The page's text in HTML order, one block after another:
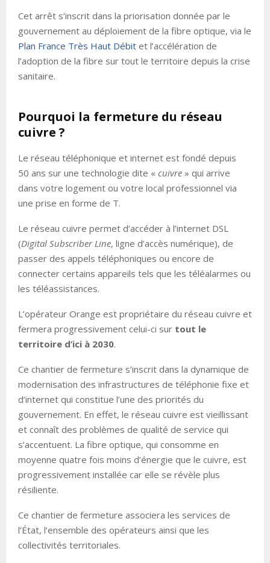
Cet arrêt s’inscrit dans la priorisation donnée par le
gouvernement au déploiement de la fibre optique, via le
Plan France Très Haut Débit et l’accélération de
l’adoption de la fibre sur tout le territoire depuis la crise
sanitaire.
Pourquoi la fermeture du réseau
cuivre ?
Le réseau téléphonique et internet est fondé depuis
50 ans sur une technologie dite « cuivre » qui arrive
dans votre logement ou votre local professionnel via
une prise en forme de T.
Le réseau cuivre permet d’accéder à l’internet DSL
(Digital Subscriber Line, ligne d’accès numérique), de
passer des appels téléphoniques ou encore de
connecter certains appareils tels que les téléalarmes ou
les téléassistances.
L’opérateur Orange est propriétaire du réseau cuivre et
fermera progressivement celui-ci sur tout le
territoire d’ici à 2030.
Ce chantier de fermeture s’inscrit dans la dynamique de
modernisation des infrastructures de téléphonie fixe et
d’internet qui constitue l’une des priorités du
gouvernement. En effet, le réseau cuivre est vieillissant
et connaît des problèmes de qualité de service qui
s’accentuent. La fibre optique, qui consomme en
moyenne quatre fois moins d’énergie que le cuivre, est
progressivement installée car elle se révèle plus
résiliente.
Ce chantier de fermeture associera les services de
l’État, l’ensemble des opérateurs ainsi que les
collectivités territoriales.